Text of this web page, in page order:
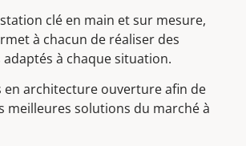
clé en main et sur mesure,
à chacun de réaliser des
à chaque situation.
en architecture ouverture afin de
meilleures solutions du marché à